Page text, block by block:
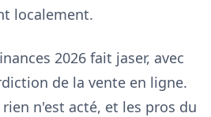
localement.
2026 fait jaser, avec
de la vente en ligne.
n'est acté, et les pros du